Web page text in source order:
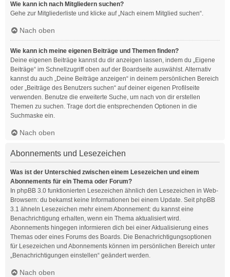
Wie kann ich nach Mitgliedern suchen?
Gehe zur Mitgliederliste und klicke auf „Nach einem Mitglied suchen“.
Nach oben
Wie kann ich meine eigenen Beiträge und Themen finden?
Deine eigenen Beiträge kannst du dir anzeigen lassen, indem du „Eigene
Beiträge“ im Schnellzugriff oben auf der Boardseite auswählst. Alternativ
kannst du auch „Deine Beiträge anzeigen“ in deinem persönlichen Bereich
oder „Beiträge des Benutzers suchen“ auf deiner eigenen Profilseite
verwenden. Benutze die erweiterte Suche, um nach von dir erstellen
Themen zu suchen. Trage dort die entsprechenden Optionen in die
Suchmaske ein.
Nach oben
Abonnements und Lesezeichen
Was ist der Unterschied zwischen einem Lesezeichen und einem
Abonnements für ein Thema oder Forum?
In phpBB 3.0 funktionierten Lesezeichen ähnlich den Lesezeichen in Web-
Browsern: du bekamst keine Informationen bei einem Update. Seit phpBB
3.1 ähneln Lesezeichen mehr einem Abonnement: du kannst eine
Benachrichtigung erhalten, wenn ein Thema aktualisiert wird.
Abonnements hingegen informieren dich bei einer Aktualisierung eines
Themas oder eines Forums des Boards. Die Benachrichtigungsoptionen
für Lesezeichen und Abonnements können im persönlichen Bereich unter
„Benachrichtigungen einstellen“ geändert werden.
Nach oben